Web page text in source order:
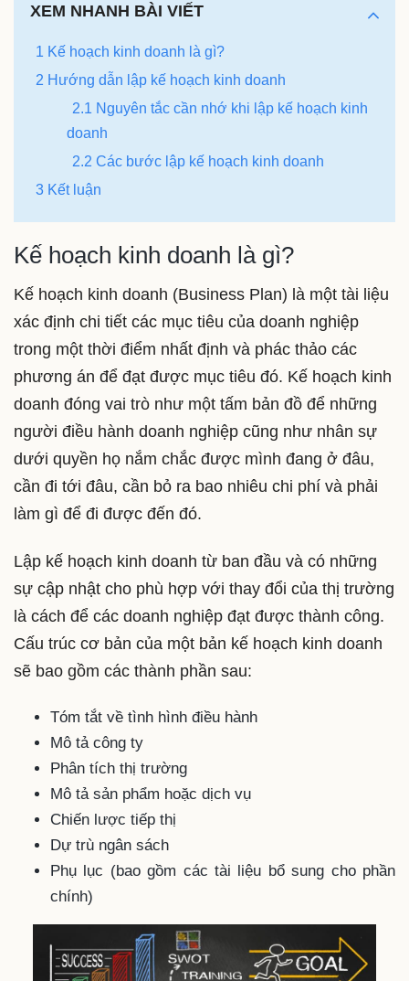
XEM NHANH BÀI VIẾT
1 Kế hoạch kinh doanh là gì?
2 Hướng dẫn lập kế hoạch kinh doanh
2.1 Nguyên tắc cần nhớ khi lập kế hoạch kinh
doanh
2.2 Các bước lập kế hoạch kinh doanh
3 Kết luận
Kế hoạch kinh doanh là gì?
Kế hoạch kinh doanh (Business Plan) là một tài liệu
xác định chi tiết các mục tiêu của doanh nghiệp
trong một thời điểm nhất định và phác thảo các
phương án để đạt được mục tiêu đó. Kế hoạch kinh
doanh đóng vai trò như một tấm bản đồ để những
người điều hành doanh nghiệp cũng như nhân sự
dưới quyền họ nắm chắc được mình đang ở đâu,
cần đi tới đâu, cần bỏ ra bao nhiêu chi phí và phải
làm gì để đi được đến đó.
Lập kế hoạch kinh doanh từ ban đầu và có những
sự cập nhật cho phù hợp với thay đổi của thị trường
là cách để các doanh nghiệp đạt được thành công.
Cấu trúc cơ bản của một bản kế hoạch kinh doanh
sẽ bao gồm các thành phần sau:
Tóm tắt về tình hình điều hành
Mô tả công ty
Phân tích thị trường
Mô tả sản phẩm hoặc dịch vụ
Chiến lược tiếp thị
Dự trù ngân sách
Phụ lục (bao gồm các tài liệu bổ sung cho phần
chính)